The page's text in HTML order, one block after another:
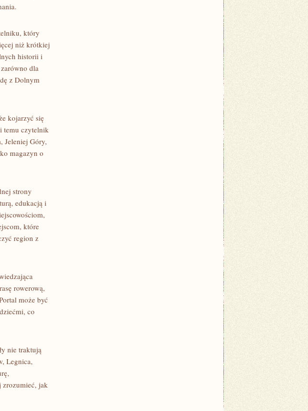
który
niż krótkiej
historii i
dla
z Dolnym
kojarzyć się
temu czytelnik
Jeleniej Góry,
magazyn o
strony
edukacją i
które
region z
rowerową,
może być
co
nie traktują
Legnica,
zrozumieć, jak